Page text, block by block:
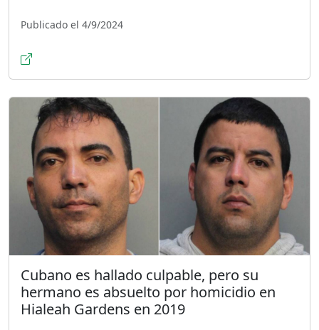
Publicado el 4/9/2024
Cubano es hallado culpable, pero su
hermano es absuelto por homicidio en
Hialeah Gardens en 2019